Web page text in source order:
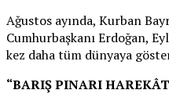
Ağustos ayında, Kurban
Cumhurbaşkanı Erdoğan,
kez daha tüm dünyaya
“BARIŞ PINARI